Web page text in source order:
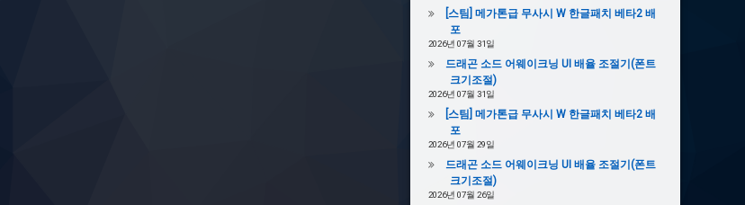
[스팀] 메가톤급 무사시 W 한글패치 베타2 배
포
2026년 07월 31일
드래곤 소드 어웨이크닝 UI 배율 조절기(폰트
크기조절)
2026년 07월 31일
[스팀] 메가톤급 무사시 W 한글패치 베타2 배
포
2026년 07월 29일
드래곤 소드 어웨이크닝 UI 배율 조절기(폰트
크기조절)
2026년 07월 26일